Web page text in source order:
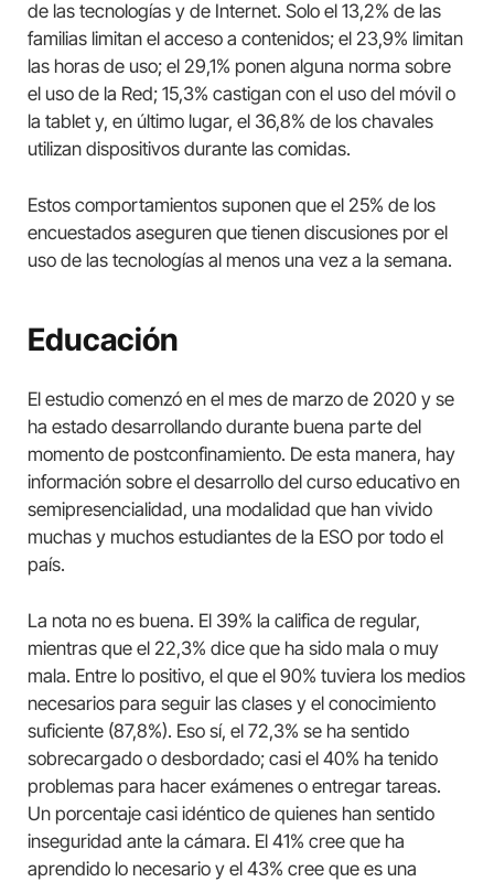
de las tecnologías y de Internet. Solo el 13,2% de las
familias limitan el acceso a contenidos; el 23,9% limitan
las horas de uso; el 29,1% ponen alguna norma sobre
el uso de la Red; 15,3% castigan con el uso del móvil o
la tablet y, en último lugar, el 36,8% de los chavales
utilizan dispositivos durante las comidas.
Estos comportamientos suponen que el 25% de los
encuestados aseguren que tienen discusiones por el
uso de las tecnologías al menos una vez a la semana.
Educación
El estudio comenzó en el mes de marzo de 2020 y se
ha estado desarrollando durante buena parte del
momento de postconfinamiento. De esta manera, hay
información sobre el desarrollo del curso educativo en
semipresencialidad, una modalidad que han vivido
muchas y muchos estudiantes de la ESO por todo el
país.
La nota no es buena. El 39% la califica de regular,
mientras que el 22,3% dice que ha sido mala o muy
mala. Entre lo positivo, el que el 90% tuviera los medios
necesarios para seguir las clases y el conocimiento
suficiente (87,8%). Eso sí, el 72,3% se ha sentido
sobrecargado o desbordado; casi el 40% ha tenido
problemas para hacer exámenes o entregar tareas.
Un porcentaje casi idéntico de quienes han sentido
inseguridad ante la cámara. El 41% cree que ha
aprendido lo necesario y el 43% cree que es una